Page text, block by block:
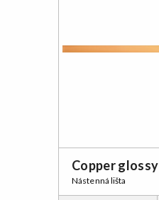
Copper glossy
Nástenná lišta